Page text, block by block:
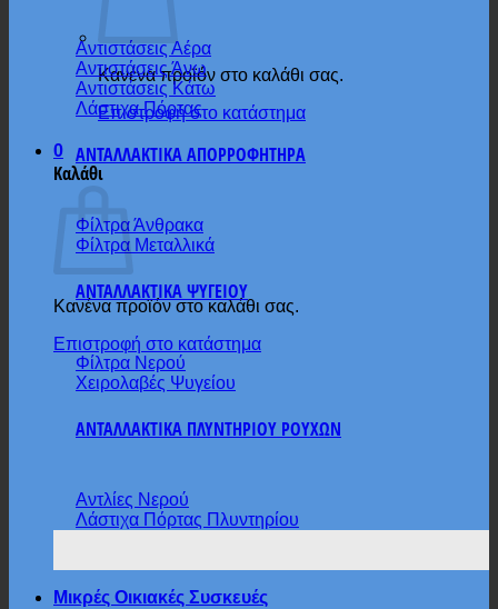
Κανένα προϊόν στο καλάθι σας.
Επιστροφή στο κατάστημα
0
Καλάθι
Κανένα προϊόν στο καλάθι σας.
Επιστροφή στο κατάστημα
Αντιστάσεις Αέρα
Αντιστάσεις Άνω
Αντιστάσεις Κάτω
Λάστιχα Πόρτας
ΑΝΤΑΛΛΑΚΤΙΚΑ ΑΠΟΡΡΟΦΗΤΗΡΑ
Φίλτρα Άνθρακα
Φίλτρα Μεταλλικά
ΑΝΤΑΛΛΑΚΤΙΚΑ ΨΥΓΕΙΟΥ
Φίλτρα Νερού
Χειρολαβές Ψυγείου
ΑΝΤΑΛΛΑΚΤΙΚΑ ΠΛΥΝΤΗΡΙΟΥ ΡΟΥΧΩΝ
Αντλίες Νερού
Λάστιχα Πόρτας Πλυντηρίου
Μικρές Οικιακές Συσκευές